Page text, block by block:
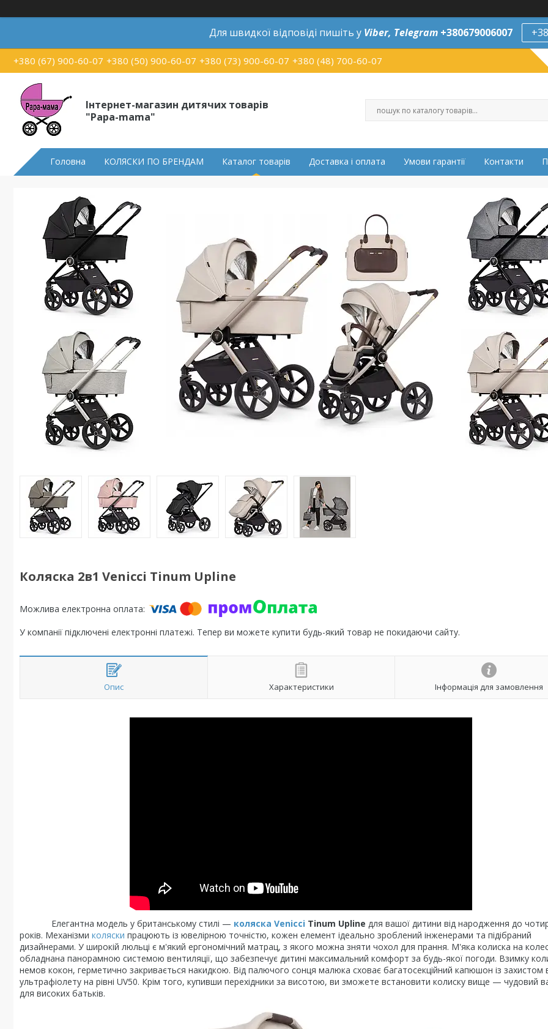
Для швидкої відповіді пишіть у Viber, Telegram +380679006007
+380 (67) 900-60-07 +380 (50) 900-60-07 +380 (73) 900-60-07 +380 (48) 700-60-07
Інтернет-магазин дитячих товарів
"Papa-mama"
Головна КОЛЯСКИ ПО БРЕНДАМ Каталог товарів Доставка і оплата Умови гарантії Контакти
Коляска 2в1 Venicci Tinum Upline
У компанії підключені електронні платежі. Тепер ви можете купити будь-який товар не покидаючи сайту.
Опис Характеристики Інформація для замовлення
Елегантна модель у британському стилі — коляска Venicci Tinum Upline для вашої дитини від народження до
років. Механізми коляски працюють із ювелірною точністю, кожен елемент ідеально зроблений інженерами та підібраний
дизайнерами. У широкій люльці є м'який ергономічний матрац, з якого можна зняти чохол для прання. М'яка колиска на
обладнана панорамною системою вентиляції, що забезпечує дитині максимальний комфорт за будь-якої погоди. Взимку
немов кокон, герметично закривається накидкою. Від палючого сонця малюка сховає багатосекційний капюшон із захистом
ультрафіолету на рівні UV50. Крім того, купивши перехідники за висотою, ви зможете встановити колиску вище — чудовий
для високих батьків.